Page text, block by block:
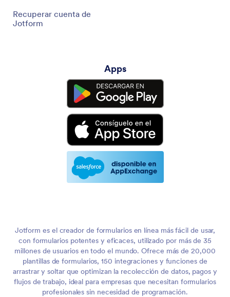
Recuperar cuenta de
Jotform
Apps
Jotform es el creador de formularios en línea más fácil de usar,
con formularios potentes y eficaces, utilizado por más de 35
millones de usuarios en todo el mundo. Ofrece más de 20,000
plantillas de formularios, 150 integraciones y funciones de
arrastrar y soltar que optimizan la recolección de datos, pagos y
flujos de trabajo, ideal para empresas que necesitan formularios
profesionales sin necesidad de programación.